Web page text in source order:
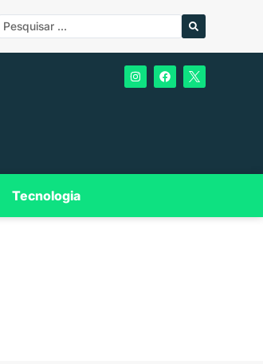
Tecnologia